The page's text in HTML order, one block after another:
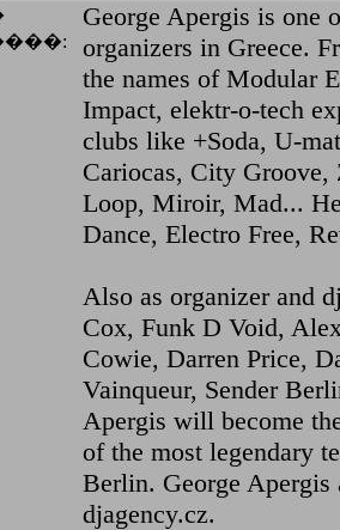
George Apergis is one
organizers in Greece.
the names of Modular
Impact, elektr-o-tech
clubs like +Soda, U-
Cariocas, City Groove,
Loop, Miroir, Mad...
Dance, Electro Free,
Also as organizer and
Cox, Funk D Void,
Cowie, Darren Price,
Vainqueur, Sender
Apergis will become
of the most legendary
Berlin. George
djagency.cz.